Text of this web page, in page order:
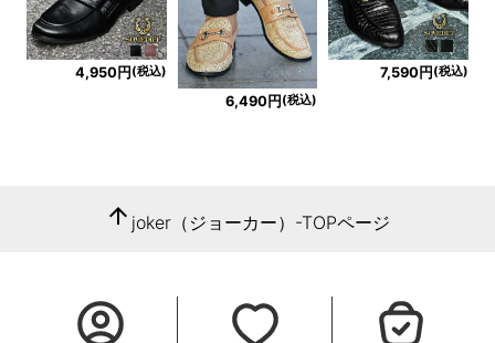
4,950円 (税込)
6,490円(税込)
7,590円 (税込)
arrow_upward joker（ジョーカー）-TOPページ